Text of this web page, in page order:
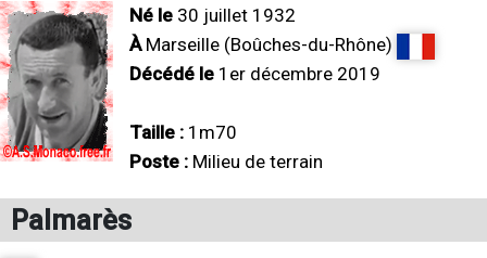
Né le 30 juillet 1932
ÀMarseille (Boûches-du-Rhône)
Décédé le 1er décembre 2019
Taille : 1m70
Poste : Milieu de terrain
Palmarès